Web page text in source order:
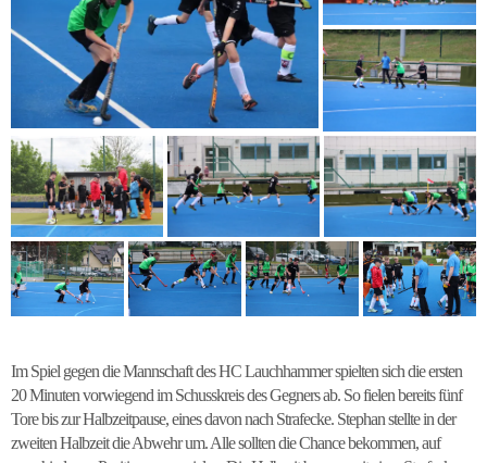
Im Spiel gegen die Mannschaft des HC Lauchhammer spielten sich die ersten
20 Minuten vorwiegend im Schusskreis des Gegners ab. So fielen bereits fünf
Tore bis zur Halbzeitpause, eines davon nach Strafecke. Stephan stellte in der
zweiten Halbzeit die Abwehr um. Alle sollten die Chance bekommen, auf